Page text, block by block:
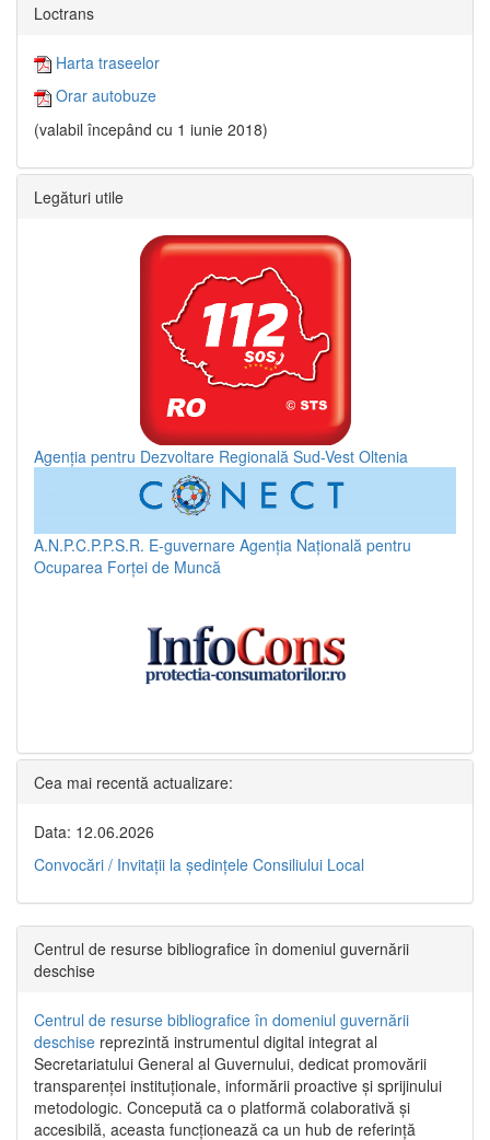
Loctrans
Harta traseelor
Orar autobuze
(valabil începând cu 1 iunie 2018)
Legături utile
Agenția pentru Dezvoltare Regională Sud-Vest Oltenia
A.N.P.C.P.P.S.R. E-guvernare Agenția Națională pentru
Ocuparea Forței de Muncă
Cea mai recentă actualizare:
Data: 12.06.2026
Convocări / Invitaţii la şedinţele Consiliului Local
Centrul de resurse bibliografice în domeniul guvernării
deschise
Centrul de resurse bibliografice în domeniul guvernării
deschise reprezintă instrumentul digital integrat al
Secretariatului General al Guvernului, dedicat promovării
transparenței instituționale, informării proactive și sprijinului
metodologic. Concepută ca o platformă colaborativă și
accesibilă, aceasta funcționează ca un hub de referință